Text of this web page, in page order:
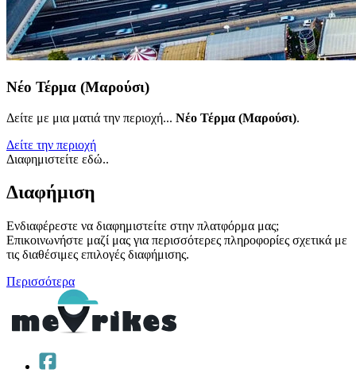
Νέο Τέρμα (Μαρούσι)
Δείτε με μια ματιά την περιοχή... Νέο Τέρμα (Μαρούσι).
Δείτε την περιοχή
Διαφημιστείτε εδώ..
Διαφήμιση
Ενδιαφέρεστε να διαφημιστείτε στην πλατφόρμα μας;
Επικοινωνήστε μαζί μας για περισσότερες πληροφορίες σχετικά με
τις διαθέσιμες επιλογές διαφήμισης.
Περισσότερα